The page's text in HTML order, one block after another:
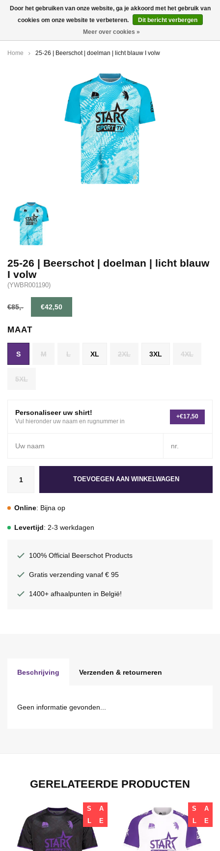
0
Home 25-26 | Beerschot | doelman | licht blauw I volw
25-26 | Beerschot | doelman | licht blauw
I volw
(YWBR001190)
€85,- €42,50
MAAT
S M L XL 2XL 3XL 4XL
5XL
Personaliseer uw shirt!
Vul hieronder uw naam en rugnummer in
+€17,50
TOEVOEGEN AAN WINKELWAGEN
Online: Bijna op
Levertijd: 2-3 werkdagen
100% Official Beerschot Products
Gratis verzending vanaf € 95
1400+ afhaalpunten in België!
Beschrijving Verzenden & retourneren
Geen informatie gevonden...
GERELATEERDE PRODUCTEN
S
A
L
E
S
A
L
E
Door het gebruiken van onze website, ga je akkoord met het gebruik van
cookies om onze website te verbeteren.
Dit bericht verbergen
Meer over cookies »